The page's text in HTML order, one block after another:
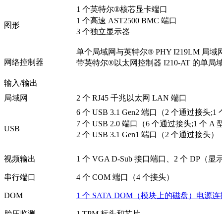
图形
1 个英特尔®核芯显卡端口
1 个高速 AST2500 BMC 端口
3 个独立显示器
网络控制器
单个局域网与英特尔® PHY I219LM 局域
带英特尔®以太网控制器 I210-AT 的单局
输入/输出
局域网
2 个 RJ45 千兆以太网 LAN 端口
USB
6 个 USB 3.1 Gen2 端口（2 个通过接头;1
7 个 USB 2.0 端口（6 个通过接头;1 个 A
2 个 USB 3.1 Gen1 端口（2 个通过接头）
视频输出 1 个 VGA D-Sub 接口端口、2 个 DP（显
串行端口 4 个 COM 端口（4 个接头）
DOM 1 个 SATA DOM（模块上的磁盘）电源连